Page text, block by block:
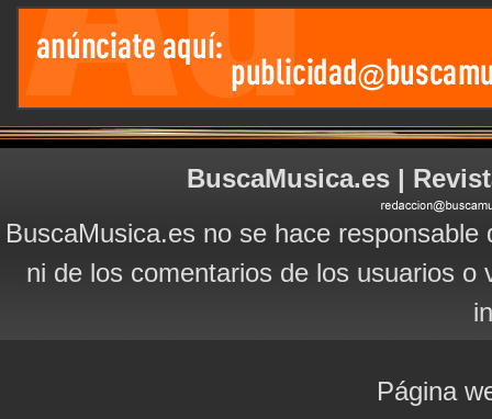
BuscaMusica.es |
BuscaMusica.es no se hace
ni de los comentarios de los usuarios
Página